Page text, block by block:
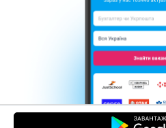
Контакти Про
Допомога